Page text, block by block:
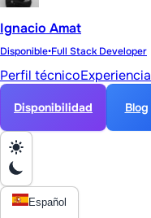
Ignacio Amat
Disponible•Full Stack Developer
Perfil técnicoExperiencia
Disponibilidad Blog
Español